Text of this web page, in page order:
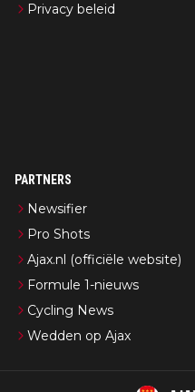
Privacy beleid
PARTNERS
Newsifier
Pro Shots
Ajax.nl (officiële website)
Formule 1-nieuws
Cycling News
Wedden op Ajax